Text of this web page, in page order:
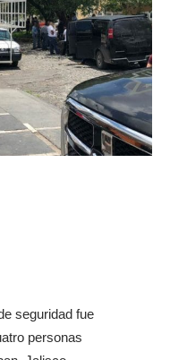
seguridad fue
personas